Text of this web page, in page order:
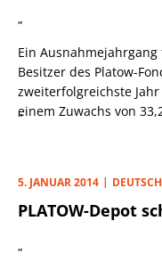
„
Ein
Besitzer des Platow-
zweiterfolgreichste
einem Zuwachs von
Aktienindex für
steckt aktuell doch
die Mittelwerteindizes
„
5. JANUAR 2014
PLATOW-Depot
„